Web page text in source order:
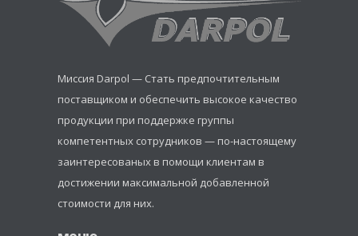
Миссия Darpol — Стать предпочтительным
поставщиком и обеспечить высокое качество
продукции при поддержке группы
компетентных сотрудников — по-настоящему
заинтересованых в помощи клиентам в
достижении максимальной добавленной
стоимости для них.